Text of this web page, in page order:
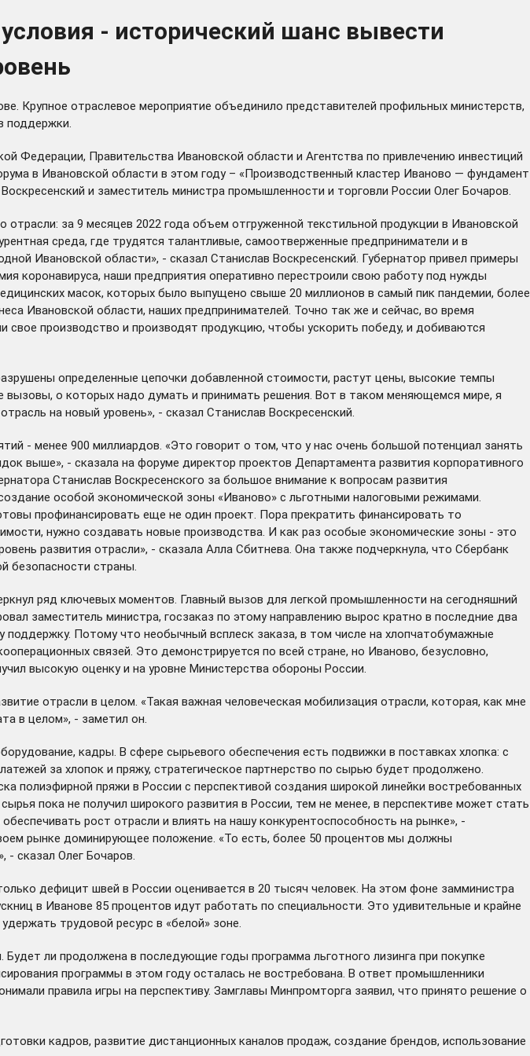
- исторический шанс вывести
Крупное отраслевое мероприятие объединило представителей профильных министерств,
поддержки.
Федерации, Правительства Ивановской области и Агентства по привлечению инвестиций
в Ивановской области в этом году – «Производственный кластер Иваново — фундамент
и заместитель министра промышленности и торговли России Олег Бочаров.
за 9 месяцев 2022 года объем отгруженной текстильной продукции в Ивановской
среда, где трудятся талантливые, самоотверженные предприниматели и в
Ивановской области», - сказал Станислав Воскресенский. Губернатор привел примеры
коронавируса, наши предприятия оперативно перестроили свою работу под нужды
масок, которых было выпущено свыше 20 миллионов в самый пик пандемии, более
Ивановской области, наших предпринимателей. Точно так же и сейчас, во время
свое производство и производят продукцию, чтобы ускорить победу, и добиваются
определенные цепочки добавленной стоимости, растут цены, высокие темпы
о которых надо думать и принимать решения. Вот в таком меняющемся мире, я
на новый уровень», - сказал Станислав Воскресенский.
- менее 900 миллиардов. «Это говорит о том, что у нас очень большой потенциал занять
выше», - сказала на форуме директор проектов Департамента развития корпоративного
Станислав Воскресенского за большое внимание к вопросам развития
особой экономической зоны «Иваново» с льготными налоговыми режимами.
профинансировать еще не один проект. Пора прекратить финансировать то
нужно создавать новые производства. И как раз особые экономические зоны - это
развития отрасли», - сказала Алла Сбитнева. Она также подчеркнула, что Сбербанк
безопасности страны.
ряд ключевых моментов. Главный вызов для легкой промышленности на сегодняшний
заместитель министра, госзаказ по этому направлению вырос кратно в последние два
Потому что необычный всплеск заказа, в том числе на хлопчатобумажные
связей. Это демонстрируется по всей стране, но Иваново, безусловно,
высокую оценку и на уровне Министерства обороны России.
отрасли в целом. «Такая важная человеческая мобилизация отрасли, которая, как мне
в целом», - заметил он.
кадры. В сфере сырьевого обеспечения есть подвижки в поставках хлопка: с
за хлопок и пряжу, стратегическое партнерство по сырью будет продолжено.
полиэфирной пряжи в России с перспективой создания широкой линейки востребованных
пока не получил широкого развития в России, тем не менее, в перспективе может стать
рост отрасли и влиять на нашу конкурентоспособность на рынке», -
рынке доминирующее положение. «То есть, более 50 процентов мы должны
сказал Олег Бочаров.
дефицит швей в России оценивается в 20 тысяч человек. На этом фоне замминистра
в Иванове 85 процентов идут работать по специальности. Это удивительные и крайне
трудовой ресурс в «белой» зоне.
ли продолжена в последующие годы программа льготного лизинга при покупке
программы в этом году осталась не востребована. В ответ промышленники
правила игры на перспективу. Замглавы Минпромторга заявил, что принято решение о
кадров, развитие дистанционных каналов продаж, создание брендов, использование